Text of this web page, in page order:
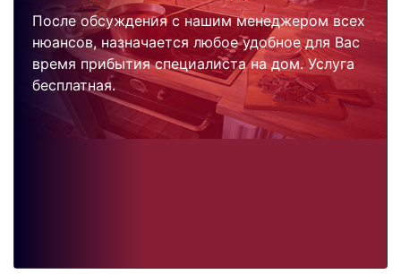
После обсуждения с нашим менеджером всех
нюансов, назначается любое удобное для Вас
время прибытия специалиста на дом. Услуга
бесплатная.